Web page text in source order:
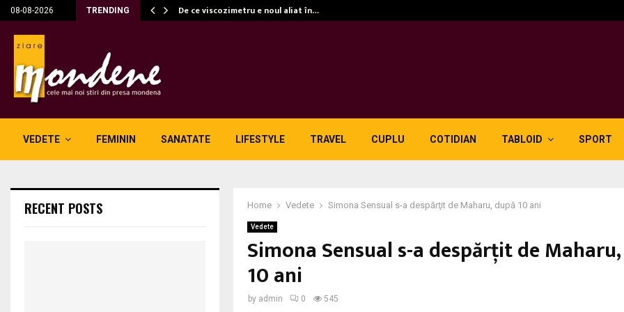
08-08-2026 TRENDING De ce viscozimetru e noul aliat în…
VEDETE FEMININ SANATATE LIFESTYLE TRAVEL CUPLU COTIDIAN TABLOID SPORT
Home Vedete Simona Sensual s-a despărţit de Maharu, după 10 ani
Vedete
Simona Sensual s-a despărţit de
10 ani
by admin 0 545
RECENT POSTS